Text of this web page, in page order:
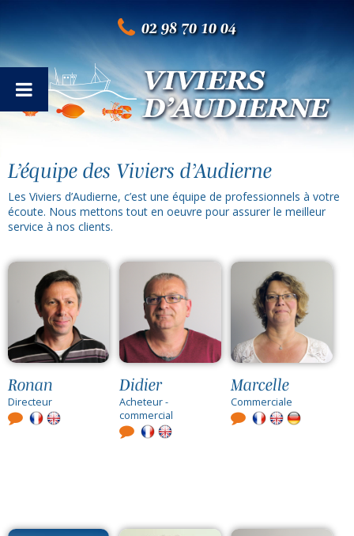
02 98 70 10 04
L’équipe des Viviers d’Audierne
Les Viviers d’Audierne, c’est une équipe de professionnels à votre
écoute. Nous mettons tout en oeuvre pour assurer le meilleur
service à nos clients.
Ronan
Directeur
Didier
Acheteur -
commercial
Marcelle
Commerciale